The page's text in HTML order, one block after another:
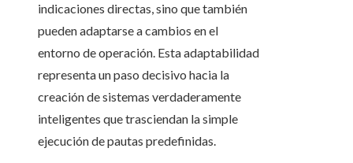
indicaciones directas, sino que también
pueden adaptarse a cambios en el
entorno de operación. Esta adaptabilidad
representa un paso decisivo hacia la
creación de sistemas verdaderamente
inteligentes que trasciendan la simple
ejecución de pautas predefinidas.